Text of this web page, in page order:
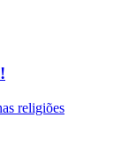
religiões